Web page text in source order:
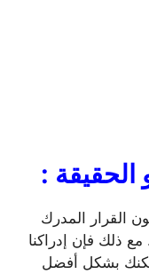
الحقيقة :
القرار المدرك
ذلك فإن إدراكنا
بشكل أفضل